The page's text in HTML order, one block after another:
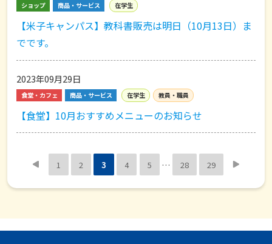
ショップ 商品・サービス 在学生
【米子キャンパス】教科書販売は明日（10月13日）ま
でです。
2023年09月29日
食堂・カフェ 商品・サービス 在学生 教員・職員
【食堂】10月おすすめメニューのお知らせ
 1 2 3 4 5 … 28 29 